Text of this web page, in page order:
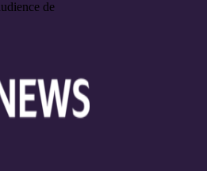
de